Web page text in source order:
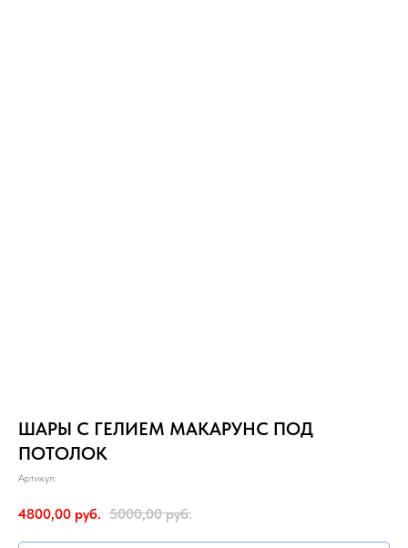
ШАРЫ С ГЕЛИЕМ МАКАРУНС ПОД
ПОТОЛОК
Артикул:
4800,00 руб. 5000,00 руб.